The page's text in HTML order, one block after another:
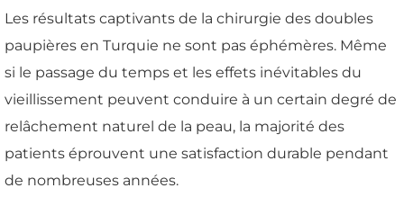
Les résultats captivants de la chirurgie des doubles
paupières en Turquie ne sont pas éphémères. Même
si le passage du temps et les effets inévitables du
vieillissement peuvent conduire à un certain degré de
relâchement naturel de la peau, la majorité des
patients éprouvent une satisfaction durable pendant
de nombreuses années.